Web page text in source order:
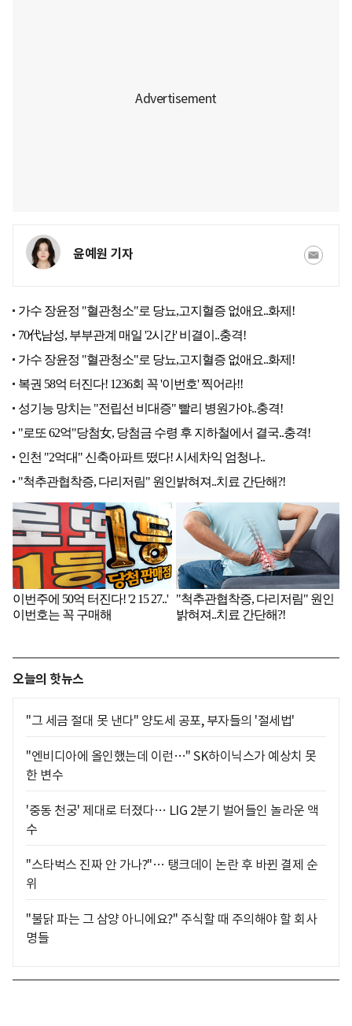
윤예원 기자
오늘의 핫뉴스
"그 세금 절대 못 낸다" 양도세 공포, 부자들의 '절세법'
"엔비디아에 올인했는데 이런…" SK하이닉스가 예상치 못
한 변수
'중동 천궁' 제대로 터졌다… LIG 2분기 벌어들인 놀라운 액
수
"스타벅스 진짜 안 가나?"… 탱크데이 논란 후 바뀐 결제 순
위
"불닭 파는 그 삼양 아니에요?" 주식할 때 주의해야 할 회사
명들